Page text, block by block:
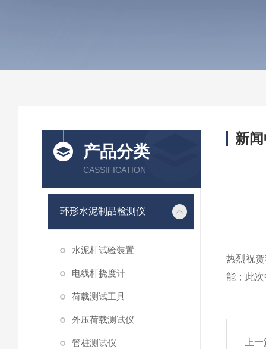
产品分类
CASSIFICATION
环形水泥制品检测仪
水泥杆试验装置
电线杆挠度计
荷载测试工具
外压荷载测试仪
管桩测试仪
新
热烈祝
能；此
上